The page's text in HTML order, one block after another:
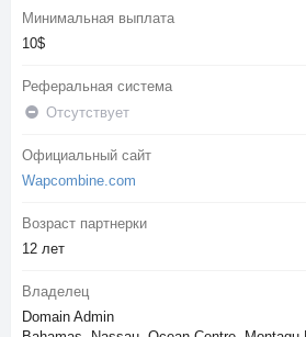
Минимальная выплата
10$
Реферальная система
Отсутствует
Официальный сайт
Wapcombine.com
Возраст партнерки
12 лет
Владелец
Domain Admin